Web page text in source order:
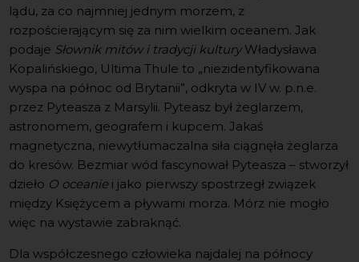
lądu, za co najmniej jednym morzem, z
rozpościerającym się za nim wielkim oceanem. Jak
podaje Słownik mitów i tradycji kulturyWładysława
Kopalińskiego, Ultima Thule to „niezidentyfikowana
wyspa na północ od Brytanii”, odkryta w IV w. p.n.e.
przez Pyteasza z Marsylii. Pyteasz był żeglarzem,
astronomem, geografem i kupcem. Jakaś
magnetyczna, niewytłumaczalna siła ciągnęła żeglarza
do kresów. Bezmiar wód fascynował Pyteasza – stworzył
dzieło O oceanie i jako pierwszy spostrzegł związek
między Księżycem a pływami morza. Mórz nie mogło
więc na wystawie zabraknąć.
Dla współczesnego człowieka najdalej na północy